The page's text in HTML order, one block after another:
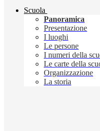
Scuola
Panoramica
Presentazione
I luoghi
Le persone
I numeri della
Le carte della
Organizzazione
La storia